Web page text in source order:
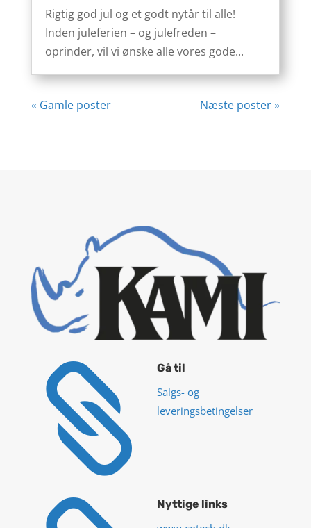
Rigtig god jul og et godt nytår til alle!
Inden juleferien – og julefreden –
oprinder, vil vi ønske alle vores gode...
« Gamle poster Næste poster »
 Gå til
Salgs- og
leveringsbetingelser
Nyttige links